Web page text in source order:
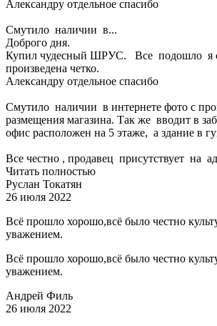
Александру отдельное спасибо
Смутило наличии в...
Доброго дня.
Купил чудесный ШРУС. Все подошло я
произведена четко.
Александру отдельное спасибо
Смутило наличии в интернете фото с
размещения магазина. Так же вводит в
офис расположен на 5 этаже, а здание в
Все честно , продавец присутствует на
Читать полностью
Руслан Токатян
26 июля 2022
Всё прошло хорошо,всё было честно
уважением.
Всё прошло хорошо,всё было честно
уважением.
Андрей Филь
26 июля 2022